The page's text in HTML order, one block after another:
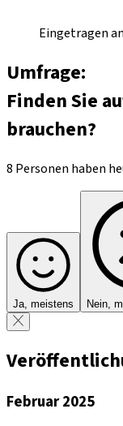
Eingetragen
Umfrage:
Finden Sie
brauchen?
8 Personen haben
Ja, meistens Nein,
Februar 2025